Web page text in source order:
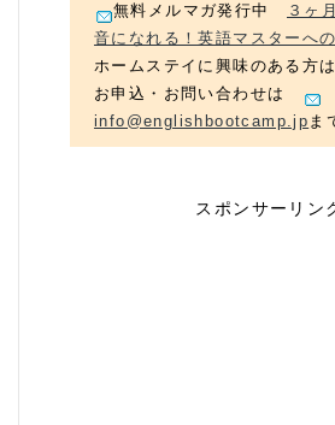
無料メルマガ発行中
３ヶ
音になれる！英語マスターへ
ホームステイに興味のある方は
お申込・お問い合わせは
info@englishbootcamp.jp ま
スポンサーリン